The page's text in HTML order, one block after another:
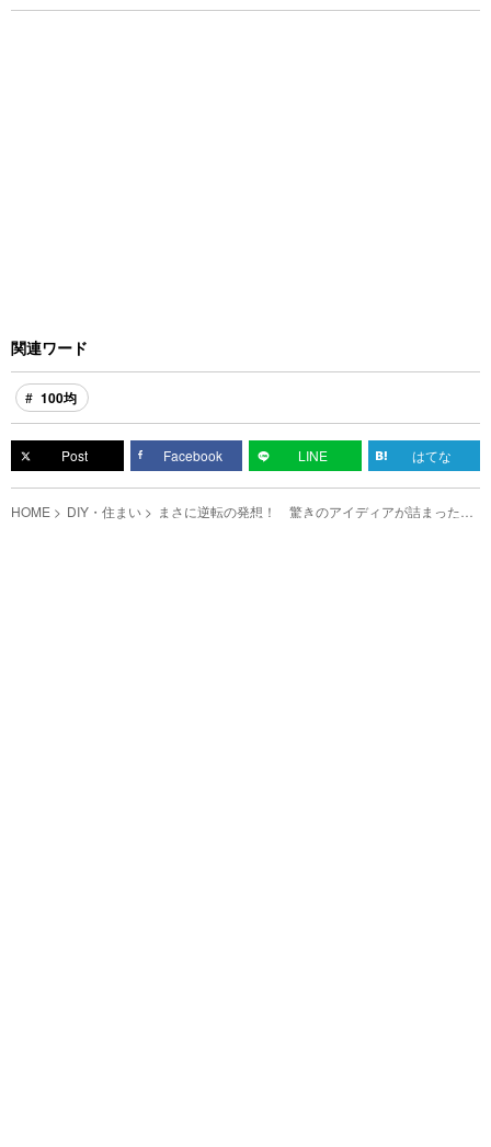
関連ワード
100均
Post Facebook LINE はてな
HOME DIY・住まい まさに逆転の発想！ 驚きのアイディアが詰まった１
００均アイテムに「見つけたら買います」